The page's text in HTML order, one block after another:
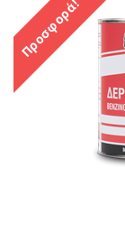
Προσφορά!